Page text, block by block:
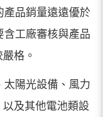
產品銷量遠遠優於
工廠審核與產品
格。
太陽光設備、風力
及其他電池類設